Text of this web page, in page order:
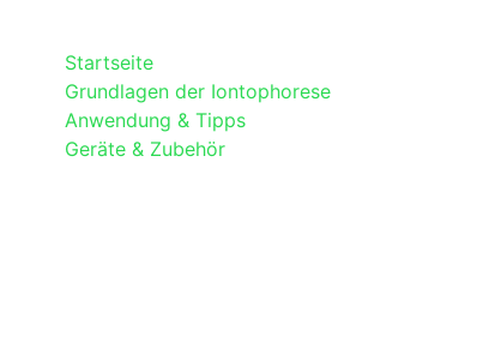
Startseite
Grundlagen der Iontophorese
Anwendung & Tipps
Geräte & Zubehör